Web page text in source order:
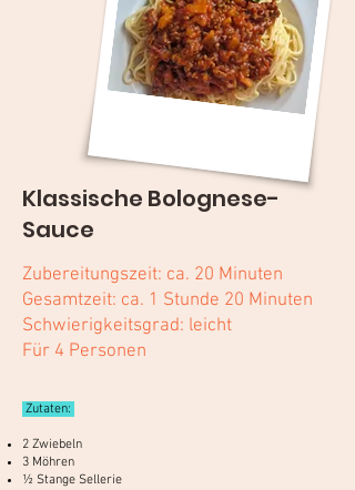
Klassische Bolognese-
Sauce
Zubereitungszeit: ca. 20 Minuten
Gesamtzeit: ca. 1 Stunde 20 Minuten
Schwierigkeitsgrad: leicht
Für 4 Personen
Zutaten:
2 Zwiebeln
3 Möhren
½ Stange Sellerie